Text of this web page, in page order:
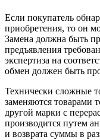
Если покупатель
приобретения, то он
Замена должна быть
предъявления
экспертиза на
обмен должен быть
Технически сложные
заменяются товарами
другой марки с
производится путем
и возврата суммы в